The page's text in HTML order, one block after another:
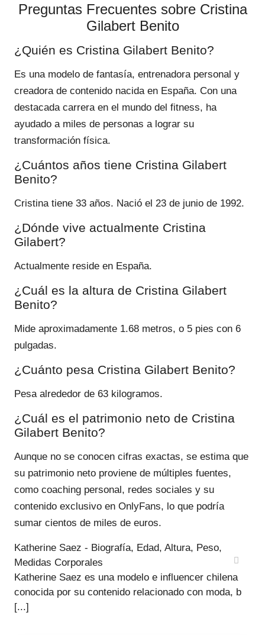
Preguntas Frecuentes sobre Cristina
Gilabert Benito
¿Quién es Cristina Gilabert Benito?
Es una modelo de fantasía, entrenadora personal y
creadora de contenido nacida en España. Con una
destacada carrera en el mundo del fitness, ha
ayudado a miles de personas a lograr su
transformación física.
¿Cuántos años tiene Cristina Gilabert
Benito?
Cristina tiene 33 años. Nació el 23 de junio de 1992.
¿Dónde vive actualmente Cristina
Gilabert?
Actualmente reside en España.
¿Cuál es la altura de Cristina Gilabert
Benito?
Mide aproximadamente 1.68 metros, o 5 pies con 6
pulgadas.
¿Cuánto pesa Cristina Gilabert Benito?
Pesa alrededor de 63 kilogramos.
¿Cuál es el patrimonio neto de Cristina
Gilabert Benito?
Aunque no se conocen cifras exactas, se estima que
su patrimonio neto proviene de múltiples fuentes,
como coaching personal, redes sociales y su
contenido exclusivo en OnlyFans, lo que podría
sumar cientos de miles de euros.
Katherine Saez - Biografía, Edad, Altura, Peso,
Medidas Corporales
Katherine Saez es una modelo e influencer chilena
conocida por su contenido relacionado con moda, b
[...]